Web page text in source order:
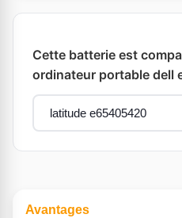
Cette batterie est
ordinateur portable dell
Avantages